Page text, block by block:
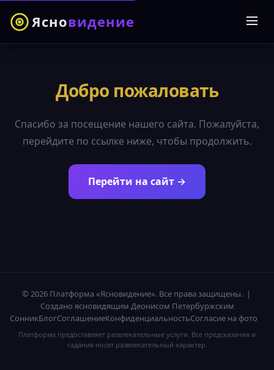
Ясновидение
Добро пожаловать
Спасибо за посещение нашего сайта. Пожалуйста,
перейдите по ссылке ниже, чтобы продолжить.
Перейти на сайт →
© 2026 Платформа «Ясновидение». Все права защищены. |
Создано ясновидящим Деонисом Петербуржским
СонникБлогСоглашениеКонфиденциальностьСогласие на фото
Платформа предоставляет развлекательные услуги. Все предсказания и
гадания носят развлекательный характер.